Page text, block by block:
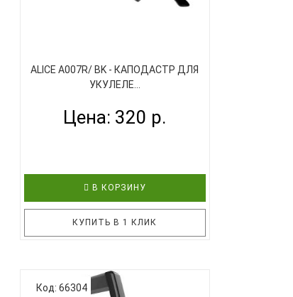
ALICE A007R/ BK - КАПОДАСТР ДЛЯ
УКУЛЕЛЕ...
Цена: 320 р.
В КОРЗИНУ
КУПИТЬ В 1 КЛИК
Удобный каподастр для укулеле,
который позволит при помощи винта
Код: 66304